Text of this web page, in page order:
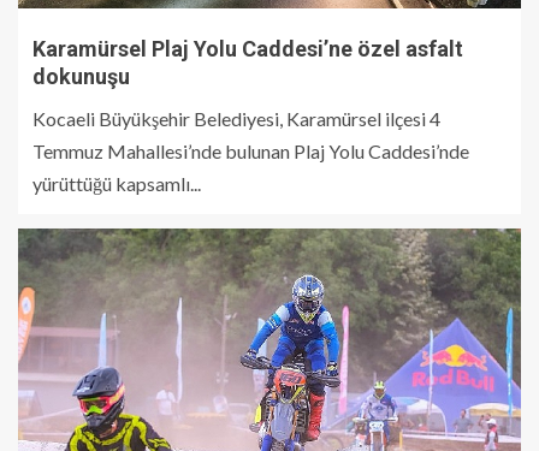
Karamürsel Plaj Yolu Caddesi’ne özel asfalt
dokunuşu
Kocaeli Büyükşehir Belediyesi, Karamürsel ilçesi 4
Temmuz Mahallesi’nde bulunan Plaj Yolu Caddesi’nde
yürüttüğü kapsamlı...